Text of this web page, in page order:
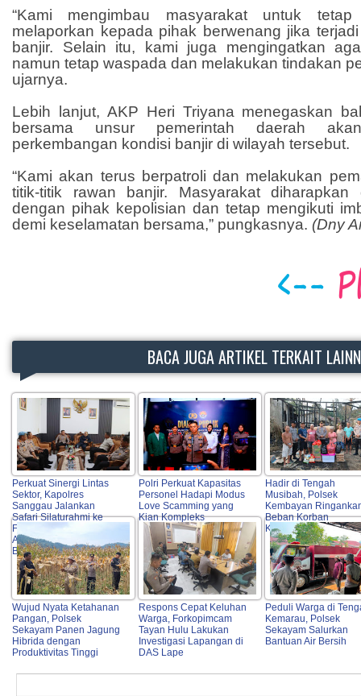
“Kami mengimbau masyarakat untuk
melaporkan kepada pihak berwenang jika
banjir. Selain itu, kami juga mengingatkan
namun tetap waspada dan melakukan tindakan
ujarnya.
Lebih lanjut, AKP Heri Triyana menegaskan
bersama unsur pemerintah daerah
perkembangan kondisi banjir di wilayah tersebut.
“Kami akan terus berpatroli dan melakukan
titik-titik rawan banjir. Masyarakat
dengan pihak kepolisian dan tetap mengikuti
demi keselamatan bersama,” pungkasnya. (Dny
BACA JUGA ARTIKEL TERKAIT
Perkuat Sinergi Lintas
Sektor, Kapolres
Sanggau Jalankan
Safari Silaturahmi ke
Forkopimda, Tokoh
Agama, OPD hingga
Bulog
Polri Perkuat Kapasitas
Personel Hadapi Modus
Love Scamming yang
Kian Kompleks
Hadir di Tengah
Musibah, Polsek
Kembayan
Beban Korban
Kebakaran Rumah
Wujud Nyata Ketahanan
Pangan, Polsek
Sekayam Panen Jagung
Hibrida dengan
Produktivitas Tinggi
Respons Cepat Keluhan
Warga, Forkopimcam
Tayan Hulu Lakukan
Investigasi Lapangan di
DAS Lape
Peduli Warga di
Kemarau, Polsek
Sekayam Salurkan
Bantuan Air Bersih